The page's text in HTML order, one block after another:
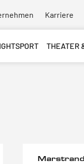
Karriere
THEATER